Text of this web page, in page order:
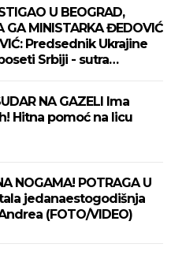
U BEOGRAD,
GA MINISTARKA ĐEDOVIĆ
Predsednik Ukrajine
Srbiji - sutra
NA GAZELI Ima
Hitna pomoć na licu
NOGAMA! POTRAGA U
jedanaestogodišnja
(FOTO/VIDEO)